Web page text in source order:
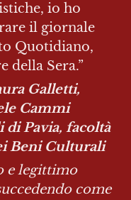
io ho
il giornale
Quotidiano,
della Sera.”
Galletti,
Cammi
di Pavia, facoltà
Beni Culturali
e legittimo
come